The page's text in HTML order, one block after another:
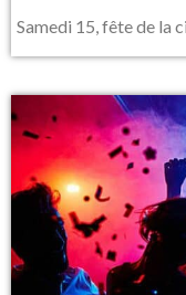
Samedi 15, fête de la